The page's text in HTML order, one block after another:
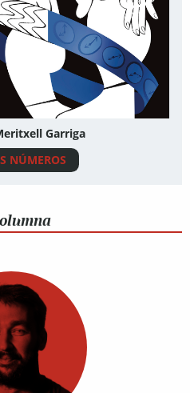
Garriga
NÚMEROS